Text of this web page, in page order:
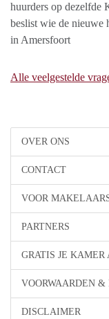
OVER ONS
CONTACT
VOOR
PARTNERS
GRATIS JE
VOORWAARDEN &
DISCLAIMER
huurders op dezelfde
beslist wie de nieuwe
in Amersfoort
Alle veelgestelde